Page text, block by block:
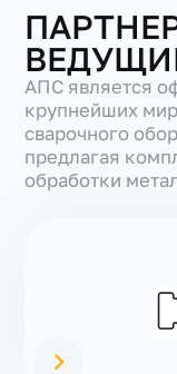
АПС является
крупнейших
сварочного
предлагая
обработки